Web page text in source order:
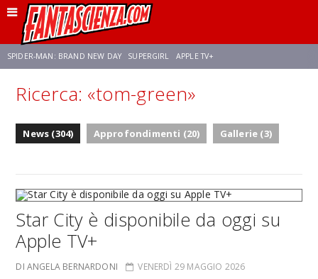
SPIDER-MAN: BRAND NEW DAY SUPERGIRL APPLE TV+
FRANCO RICCIARDIELLO ZENDAYA STAR TREK AVENGERS: DOOMSDAY
Ricerca: «tom-green»
News (304) Approfondimenti (20) Gallerie (3)
Star City è disponibile da oggi su
Apple TV+
DI ANGELA BERNARDONI VENERDÌ 29 MAGGIO 2026